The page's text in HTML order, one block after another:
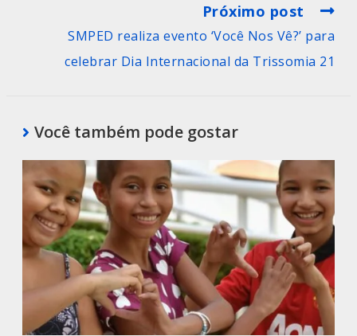
Próximo post
SMPED realiza evento ‘Você Nos Vê?’ para
celebrar Dia Internacional da Trissomia 21
Você também pode gostar